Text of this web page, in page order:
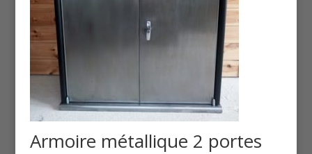
Armoire métallique 2 portes